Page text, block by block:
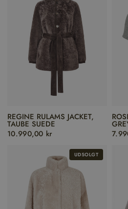
REGINE RULAMS JACKET,
TAUBE SUEDE
10.990,00 kr
UDSOLGT